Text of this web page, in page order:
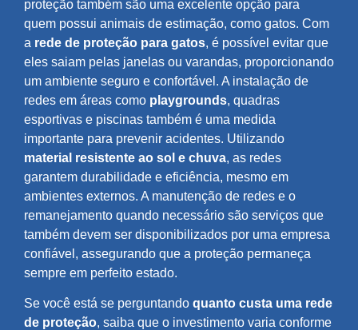
proteção também são uma excelente opção para
quem possui animais de estimação, como gatos. Com
a rede de proteção para gatos, é possível evitar que
eles saiam pelas janelas ou varandas, proporcionando
um ambiente seguro e confortável. A instalação de
redes em áreas como playgrounds, quadras
esportivas e piscinas também é uma medida
importante para prevenir acidentes. Utilizando
material resistente ao sol e chuva, as redes
garantem durabilidade e eficiência, mesmo em
ambientes externos. A manutenção de redes e o
remanejamento quando necessário são serviços que
também devem ser disponibilizados por uma empresa
confiável, assegurando que a proteção permaneça
sempre em perfeito estado.
Se você está se perguntando quanto custa uma rede
de proteção, saiba que o investimento varia conforme